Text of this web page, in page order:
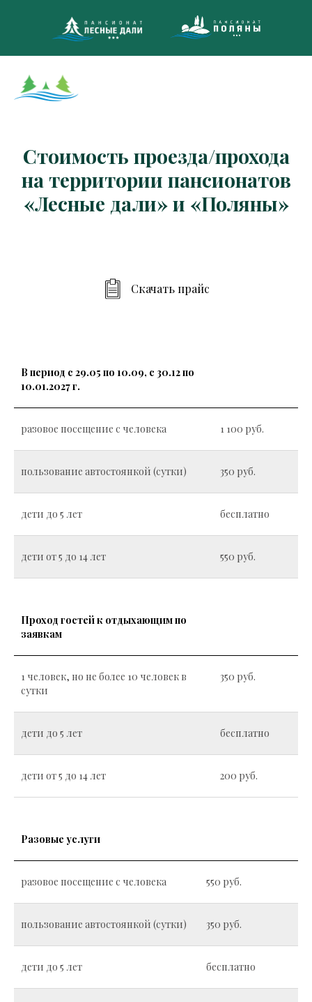
Стоимость проезда/прохода
на территории пансионатов
«Лесные дали» и «Поляны»
Скачать прайс
В период с 29.05 по 10.09, с 30.12 по
10.01.2027 г.
разовое посещение с человека 1 100 руб.
пользование автостоянкой (сутки) 350 руб.
дети до 5 лет бесплатно
дети от 5 до 14 лет 550 руб.
Проход гостей к отдыхающим по
заявкам
1 человек, но не более 10 человек в
сутки
350 руб.
дети до 5 лет бесплатно
дети от 5 до 14 лет 200 руб.
Разовые услуги
разовое посещение с человека 550 руб.
пользование автостоянкой (сутки) 350 руб.
дети до 5 лет бесплатно